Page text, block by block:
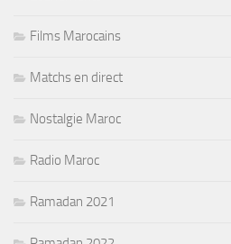
Films Marocains
Matchs en direct
Nostalgie Maroc
Radio Maroc
Ramadan 2021